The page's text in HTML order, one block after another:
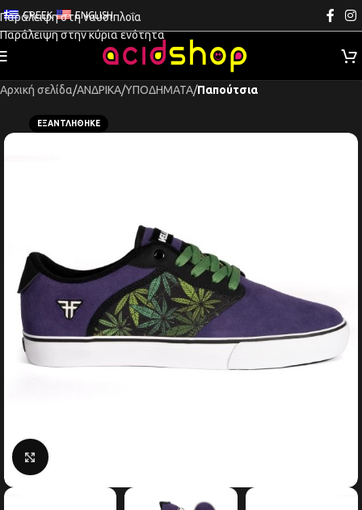
Παράλειψη στη ναυσιπλοΐα
Παράλειψη στην κύρια ενότητα
GREEK ENGLISH
Αρχική σελίδα ΑΝΔΡΙΚΑ ΥΠΟΔΗΜΑΤΑ Παπούτσια
ΕΞΑΝΤΛΉΘΗΚΕ
Κάντε κλικ για μεγέθυνση